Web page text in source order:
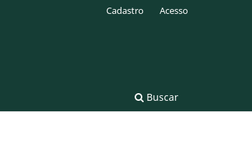
Buscar
Cadastro Acesso